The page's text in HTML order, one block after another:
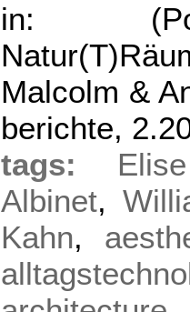
in:
Malcolm &
berichte,
tags:
Albinet,
Kahn,